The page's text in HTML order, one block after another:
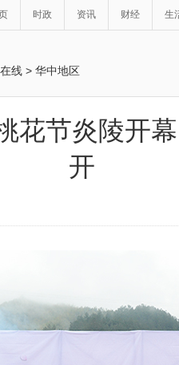
时政 资讯 财经 生
线 > 华中地区
花节炎陵开
开